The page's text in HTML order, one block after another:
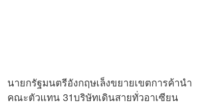
นายกรัฐมนตรีอังกฤษเล็งขยายเขตการค้านำ
คณะตัวแทน 31บริษัทเดินสายทั่วอาเซียน